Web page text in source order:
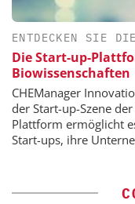
ENTDECKEN SIE
Die Start-up-
Biowissenschaften
CHEManager
der Start-up-Szene
Plattform ermöglicht
Start-ups, ihre